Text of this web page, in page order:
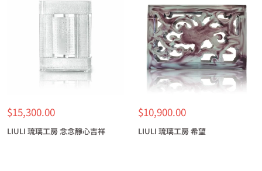
特
價
$15,300.00
LIULI 琉璃工房 念念靜心吉祥
特
價
$10,900.00
LIULI 琉璃工房 希望